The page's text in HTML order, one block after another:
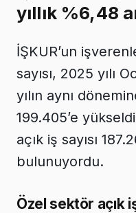
yıllık %6,48
İŞKUR’un
sayısı, 2025 yılı
yılın aynı
199.405’e
açık iş sayısı
bulunuyordu.
Özel sektör açık